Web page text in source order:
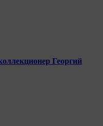
Георгий